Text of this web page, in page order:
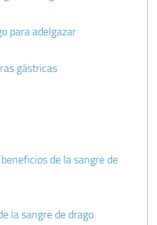
para adelgazar
gástricas
de la sangre de
la sangre de drago